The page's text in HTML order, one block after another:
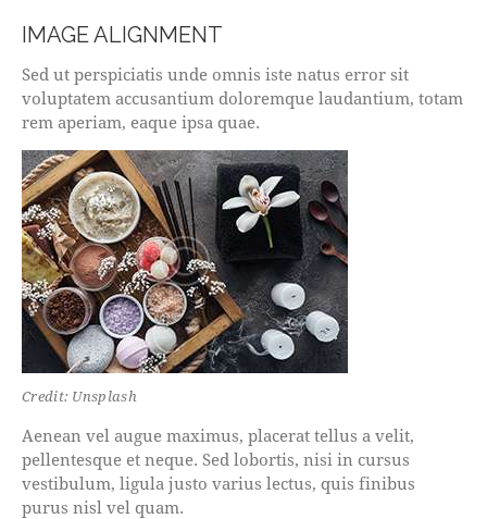
IMAGE ALIGNMENT
Sed ut perspiciatis unde omnis iste natus error sit
voluptatem accusantium doloremque laudantium, totam
rem aperiam, eaque ipsa quae.
Credit: Unsplash
Aenean vel augue maximus, placerat tellus a velit,
pellentesque et neque. Sed lobortis, nisi in cursus
vestibulum, ligula justo varius lectus, quis finibus
purus nisl vel quam.